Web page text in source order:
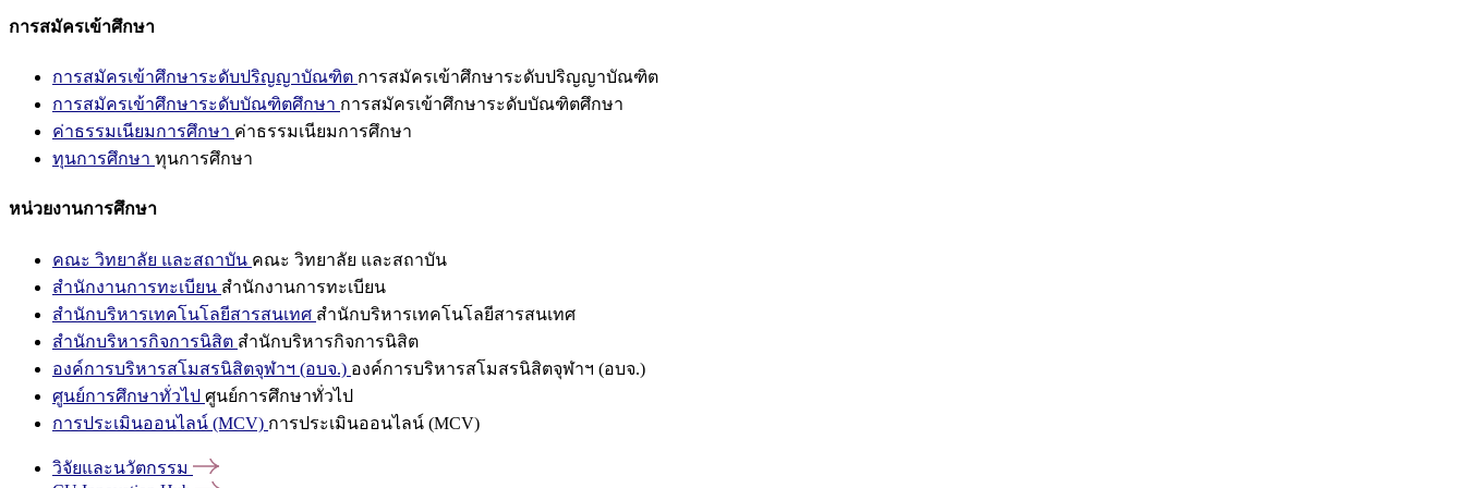
การสมัครเข้าศึกษา
การสมัครเข้าศึกษาระดับปริญญาบัณฑิต การสมัครเข้าศึกษาระดับปริญญาบัณฑิต
การสมัครเข้าศึกษาระดับบัณฑิตศึกษา การสมัครเข้าศึกษาระดับบัณฑิตศึกษา
ค่าธรรมเนียมการศึกษา ค่าธรรมเนียมการศึกษา
ทุนการศึกษา ทุนการศึกษา
หน่วยงานการศึกษา
คณะ วิทยาลัย และสถาบัน คณะ วิทยาลัย และสถาบัน
สำนักงานการทะเบียน สำนักงานการทะเบียน
สำนักบริหารเทคโนโลยีสารสนเทศ สำนักบริหารเทคโนโลยีสารสนเทศ
สำนักบริหารกิจการนิสิต สำนักบริหารกิจการนิสิต
องค์การบริหารสโมสรนิสิตจุฬาฯ (อบจ.) องค์การบริหารสโมสรนิสิตจุฬาฯ (อบจ.)
ศูนย์การศึกษาทั่วไป ศูนย์การศึกษาทั่วไป
การประเมินออนไลน์ (MCV) การประเมินออนไลน์ (MCV)
วิจัยและนวัตกรรม